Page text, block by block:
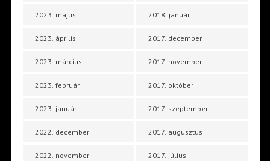
2023. május
2023. április
2023. március
2023. február
2023. január
2022. december
2022. november
2018. január
2017. december
2017. november
2017. október
2017. szeptember
2017. augusztus
2017. július